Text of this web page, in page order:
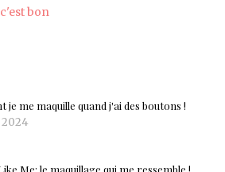
bon
je me maquille quand j'ai des boutons !
Me: le maquillage qui me ressemble !